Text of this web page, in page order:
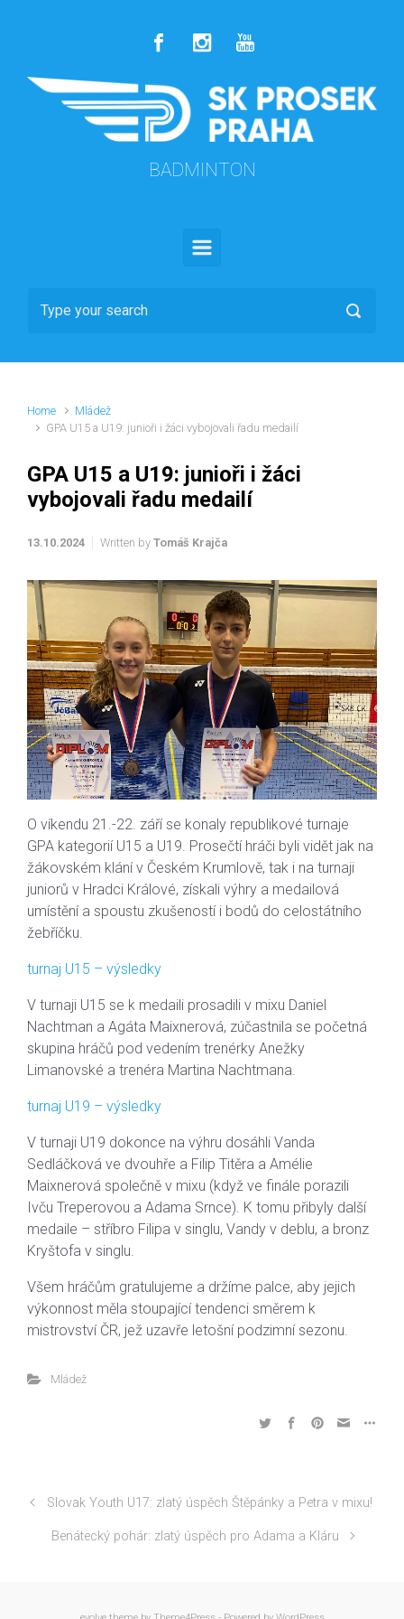
BADMINTON
Home
Mládež
GPA U15 a U19: junioři i žáci vybojovali řadu medailí
GPA U15 a U19: junioři i žáci
vybojovali řadu medailí
13.10.2024 Written by Tomáš Krajča
O víkendu 21.-22. září se konaly republikové turnaje
GPA kategorií U15 a U19. Prosečtí hráči byli vidět jak na
žákovském klání v Českém Krumlově, tak i na turnaji
juniorů v Hradci Králové, získali výhry a medailová
umístění a spoustu zkušeností i bodů do celostátního
žebříčku.
turnaj U15 – výsledky
V turnaji U15 se k medaili prosadili v mixu Daniel
Nachtman a Agáta Maixnerová, zúčastnila se početná
skupina hráčů pod vedením trenérky Anežky
Limanovské a trenéra Martina Nachtmana.
turnaj U19 – výsledky
V turnaji U19 dokonce na výhru dosáhli Vanda
Sedláčková ve dvouhře a Filip Titěra a Amélie
Maixnerová společně v mixu (když ve finále porazili
Ivču Treperovou a Adama Srnce). K tomu přibyly další
medaile – stříbro Filipa v singlu, Vandy v deblu, a bronz
Kryštofa v singlu.
Všem hráčům gratulujeme a držíme palce, aby jejich
výkonnost měla stoupající tendenci směrem k
mistrovství ČR, jež uzavře letošní podzimní sezonu.
Mládež
Slovak Youth U17: zlatý úspěch Štěpánky a Petra v mixu!
Benátecký pohár: zlatý úspěch pro Adama a Kláru